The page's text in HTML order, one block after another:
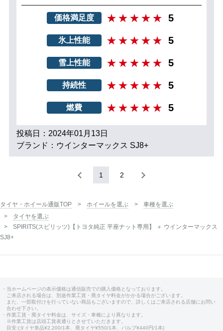
価格満足度 5
氷上性能 5
雪上性能 5
持続性 5
燃費 5
投稿日：2024年01月13日
ブランド：ウインターマックス SJ8+
1 2
タイヤ・ホイール通販TOP ホイールを選ぶ
車種を選ぶ
タイヤを選ぶ
SPIRITS(スピリッツ)【トヨタ純正 平座ナット専用】 ＋ ウインターマックス
SJ8+
・当ホームページの表示価格は通信販売での購入価格となっております。
ご来店される場合は、別途作業工賃・廃タイヤ料金がかかる場合がございます。
また、一部取付けを行っていない商品もございますので、詳しくはご来店される店舗にお問い
合わせ下さい。
・作業工賃・廃タイヤ料金は、サイズ・車種により異なります。
※作業工賃は店頭工賃表通りとさせていただきます。
目安:(タイヤ単品¥2,200/1本、廃タイヤ¥550/1本、バルブ¥440円/1本)